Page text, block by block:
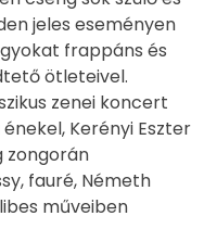
jeles eseményen
frappáns és
ötleteivel.
zenei koncert
Kerényi Eszter
zongorán
fauré, Németh
műveiben